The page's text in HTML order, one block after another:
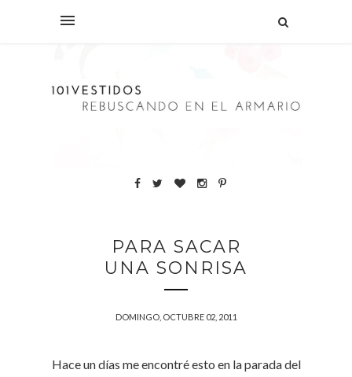
PARA SACAR
UNA SONRISA
DOMINGO, OCTUBRE 02, 2011
Hace un días me encontré esto en la parada del